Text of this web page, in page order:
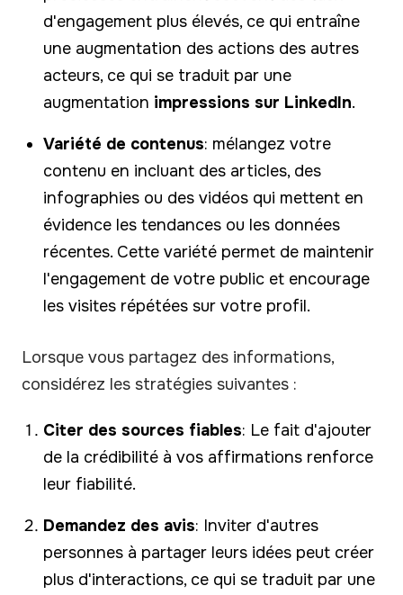
d'engagement plus élevés, ce qui entraîne
une augmentation des actions des autres
acteurs, ce qui se traduit par une
augmentation impressions sur LinkedIn.
Variété de contenus: mélangez votre
contenu en incluant des articles, des
infographies ou des vidéos qui mettent en
évidence les tendances ou les données
récentes. Cette variété permet de maintenir
l'engagement de votre public et encourage
les visites répétées sur votre profil.
Lorsque vous partagez des informations,
considérez les stratégies suivantes :
Citer des sources fiables: Le fait d'ajouter
de la crédibilité à vos affirmations renforce
leur fiabilité.
Demandez des avis: Inviter d'autres
personnes à partager leurs idées peut créer
plus d'interactions, ce qui se traduit par une